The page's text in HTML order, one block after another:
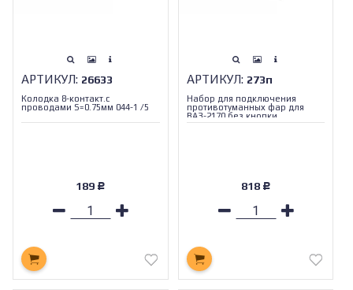
АРТИКУЛ: 26633
Колодка 8-контакт.с
проводами S=0.75мм 044-1 /5
189 Р
АРТИКУЛ: 273п
Набор для подключения
противотуманных фар для
ВАЗ-2170 без кнопки
818 Р